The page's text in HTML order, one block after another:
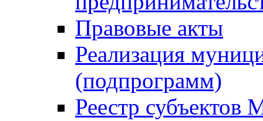
Правовые акты
Реализация
(подпрограмм)
Реестр